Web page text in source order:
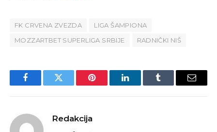
FK CRVENA ZVEZDA
LIGA ŠAMPIONA
MOZZARTBET SUPERLIGA SRBIJE
RADNIČKI NIŠ
FacebookTwitter Pinterest LinkedInTumblr Email
Redakcija